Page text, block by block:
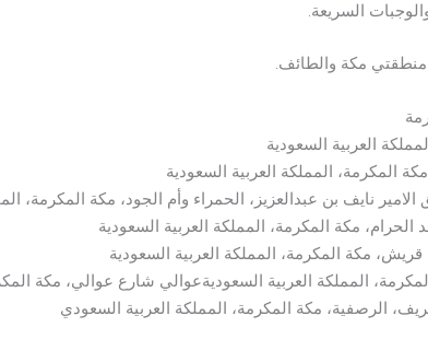
السريعة.
مكة والطائف.
العربية السعودية
المكرمة، المملكة العربية السعودية
نايف بن عبدالعزيز، الحمراء وأم الجود، مكة المكرمة،
مكة المكرمة، المملكة العربية السعودية
مكة المكرمة، المملكة العربية السعودية
المملكة العربية السعوديةعوالي شارع عوالي، مكة
الرصفية، مكة المكرمة، المملكة العربية السعودي